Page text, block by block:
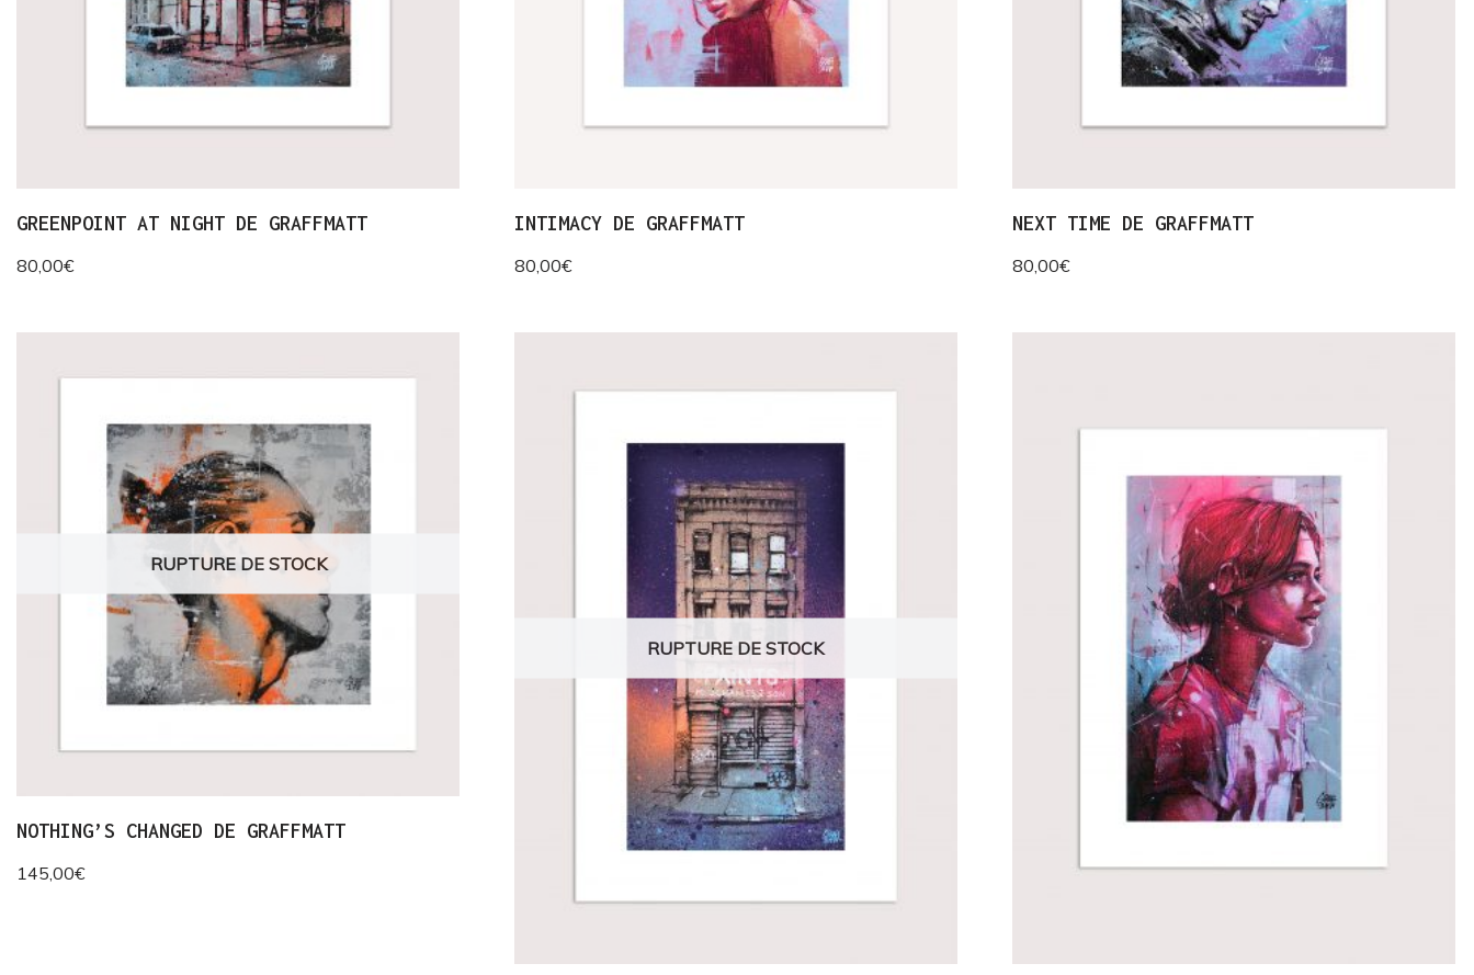
GREENPOINT AT NIGHT DE GRAFFMATT
80,00€
INTIMACY DE GRAFFMATT
80,00€
NEXT TIME DE GRAFFMATT
80,00€
RUPTURE DE STOCK
NOTHING’S CHANGED DE GRAFFMATT
145,00€
RUPTURE DE STOCK